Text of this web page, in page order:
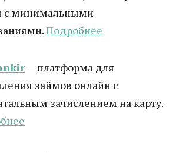
с минимальными
Подробнее
— платформа для
займов онлайн с
зачислением на карту.